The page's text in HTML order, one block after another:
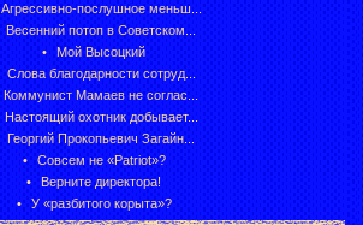
Агрессивно-послушное меньш...
Весенний потоп в Советском...
Мой Высоцкий
Слова благодарности сотруд...
Коммунист Мамаев не соглас...
Настоящий охотник добывает...
Георгий Прокопьевич Загайн...
Совсем не «Patriot»?
Верните директора!
У «разбитого корыта»?